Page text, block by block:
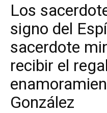
Los
signo del
sacerdote
recibir el
González